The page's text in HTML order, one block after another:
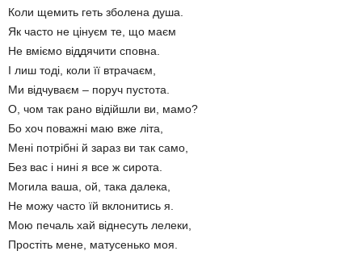
Коли щемить геть зболена душа.
Як часто не цінуєм те, що маєм
Не вміємо віддячити сповна.
І лиш тоді, коли її втрачаєм,
Ми відчуваєм – поруч пустота.
О, чом так рано відійшли ви, мамо?
Бо хоч поважні маю вже літа,
Мені потрібні й зараз ви так само,
Без вас і нині я все ж сирота.
Могила ваша, ой, така далека,
Не можу часто їй вклонитись я.
Мою печаль хай віднесуть лелеки,
Простіть мене, матусенько моя.